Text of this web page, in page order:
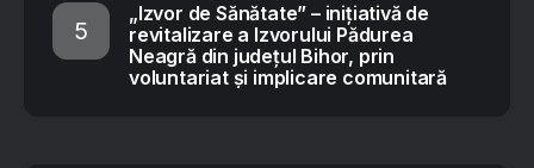
„Izvor de Sănătate” – inițiativă de
revitalizare a Izvorului Pădurea
Neagră din județul Bihor, prin
voluntariat și implicare comunitară